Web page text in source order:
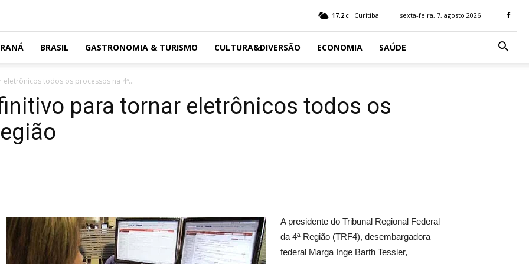
17.2 C Curitiba sexta-feira, 7, agosto 2026
BRASIL GASTRONOMIA & TURISMO CULTURA&DIVERSÃO ECONOMIA SAÚDE
todos os processos na 4ª...
para tornar eletrônicos todos os
A presidente do Tribunal Regional Federal
da 4ª Região (TRF4), desembargadora
federal Marga Inge Barth Tessler,